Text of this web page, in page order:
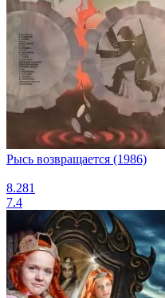
Рысь возвращается (1986)
8.281
7.4